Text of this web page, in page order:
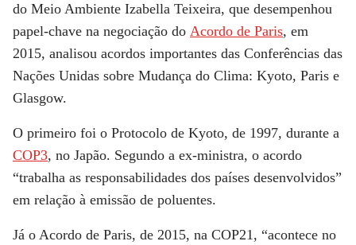
do Meio Ambiente Izabella Teixeira, que desempenhou
papel-chave na negociação do Acordo de Paris, em
2015, analisou acordos importantes das Conferências das
Nações Unidas sobre Mudança do Clima: Kyoto, Paris e
Glasgow.
O primeiro foi o Protocolo de Kyoto, de 1997, durante a
COP3, no Japão. Segundo a ex-ministra, o acordo
“trabalha as responsabilidades dos países desenvolvidos”
em relação à emissão de poluentes.
Já o Acordo de Paris, de 2015, na COP21, “acontece no